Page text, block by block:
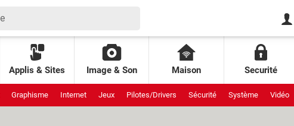
Applis & Sites Image & Son Maison Securité
Graphisme Internet Jeux Pilotes/Drivers Sécurité Système Vidéo